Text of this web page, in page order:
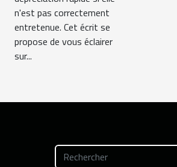
n'est pas correctement
entretenue. Cet écrit se
propose de vous éclairer
sur...